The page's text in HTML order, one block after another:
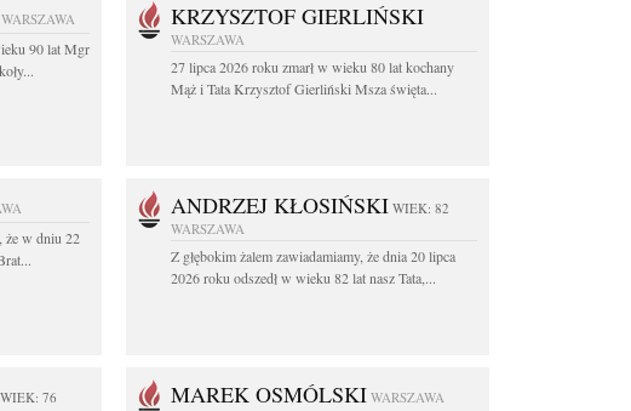
WARSZAWA
90 lat Mgr
KRZYSZTOF GIERLIŃSKI
WARSZAWA
27 lipca 2026 roku zmarł w wieku 80 lat kochany
Mąż i Tata Krzysztof Gierliński Msza święta...
że w dniu 22
ANDRZEJ KŁOSIŃSKI WIEK: 82
WARSZAWA
Z głębokim żalem zawiadamiamy, że dnia 20 lipca
2026 roku odszedł w wieku 82 lat nasz Tata,...
WIEK: 76
MAREK OSMÓLSKI WARSZAWA